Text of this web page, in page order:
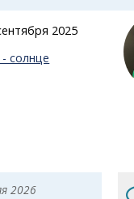
2025
солнце
2026